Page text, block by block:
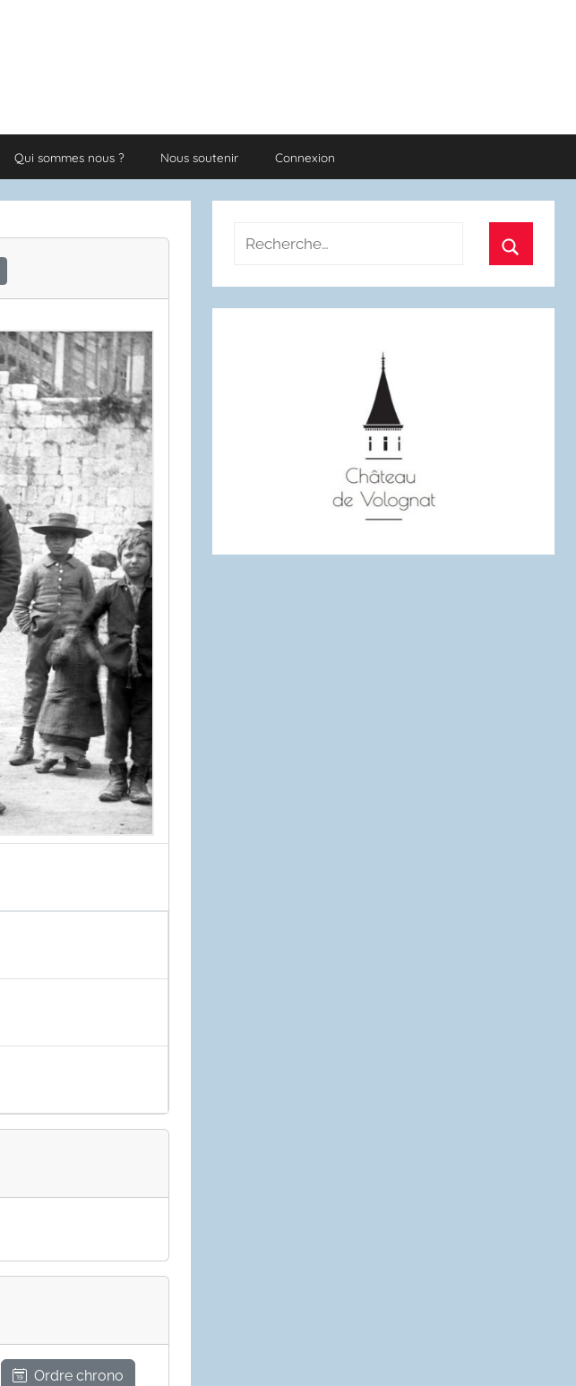
Qui sommes nous ? Nous soutenir Connexion
Ordre chrono
Recherche
: